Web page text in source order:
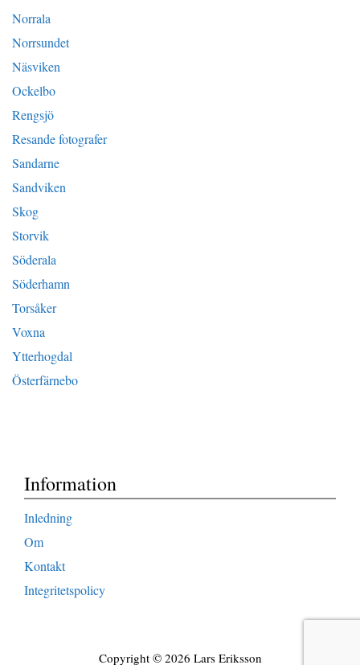
Norrala
Norrsundet
Näsviken
Ockelbo
Rengsjö
Resande fotografer
Sandarne
Sandviken
Skog
Storvik
Söderala
Söderhamn
Torsåker
Voxna
Ytterhogdal
Österfärnebo
Information
Inledning
Om
Kontakt
Integritetspolicy
Copyright © 2026 Lars Eriksson